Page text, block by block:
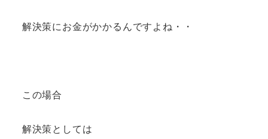
解決策にお金がかかるんですよね・・
この場合
解決策としては